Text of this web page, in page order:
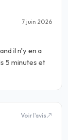
7 juin 2026
il n'y en a
5 minutes et
Voir l'avis